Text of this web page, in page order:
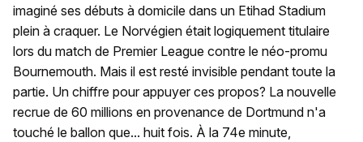
imaginé ses débuts à domicile dans un Etihad Stadium
plein à craquer. Le Norvégien était logiquement titulaire
lors du match de Premier League contre le néo-promu
Bournemouth. Mais il est resté invisible pendant toute la
partie. Un chiffre pour appuyer ces propos? La nouvelle
recrue de 60 millions en provenance de Dortmund n'a
touché le ballon que... huit fois. À la 74e minute,